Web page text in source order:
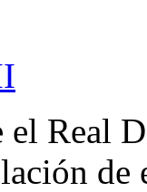
el Real